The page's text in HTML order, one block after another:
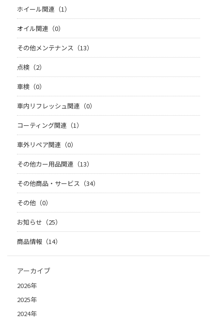
ホイール関連（1）
オイル関連（0）
その他メンテナンス（13）
点検（2）
車検（0）
車内リフレッシュ関連（0）
コーティング関連（1）
車外リペア関連（0）
その他カー用品関連（13）
その他商品・サービス（34）
その他（0）
お知らせ（25）
商品情報（14）
アーカイブ
2026年
2025年
2024年